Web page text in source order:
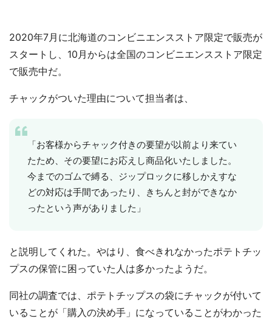
2020年7月に北海道のコンビニエンスストア限定で販売が
スタートし、10月からは全国のコンビニエンスストア限定
で販売中だ。
チャックがついた理由について担当者は、
「お客様からチャック付きの要望が以前より来てい
たため、その要望にお応えし商品化いたしました。
今までのゴムで縛る、ジップロックに移しかえすな
どの対応は手間であったり、きちんと封ができなか
ったという声がありました」
と説明してくれた。やはり、食べきれなかったポテトチッ
プスの保管に困っていた人は多かったようだ。
同社の調査では、ポテトチップスの袋にチャックが付いて
いることが「購入の決め手」になっていることがわかった